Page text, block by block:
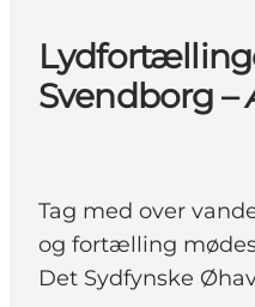
Svendborg
Tag med over
og fortælling
Det Sydfynske